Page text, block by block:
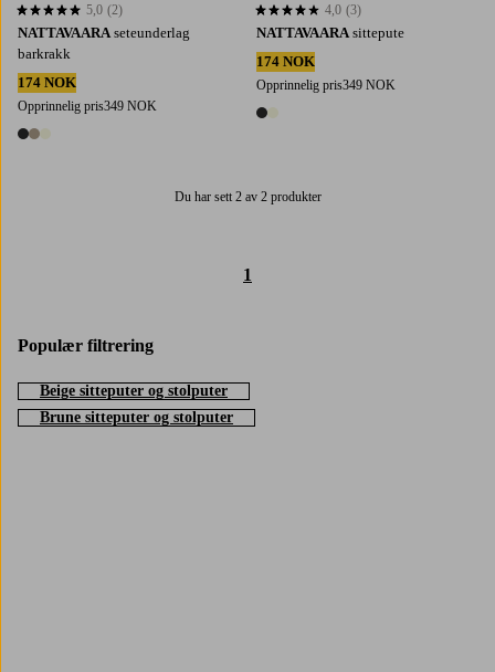
NATTAVAARA seteunderlag
barkrakk
174 NOK
Opprinnelig pris349 NOK
3 farger
5,0 basert på 2 karaktergivninger
5,0 (2)
NATTAVAARA sittepute
174 NOK
Opprinnelig pris349 NOK
2 farger
4,0 basert på 3 karaktergivninger
4,0 (3)
Du har sett 2 av 2 produkter
1
Populær filtrering
Beige sitteputer og stolputer
Brune sitteputer og stolputer